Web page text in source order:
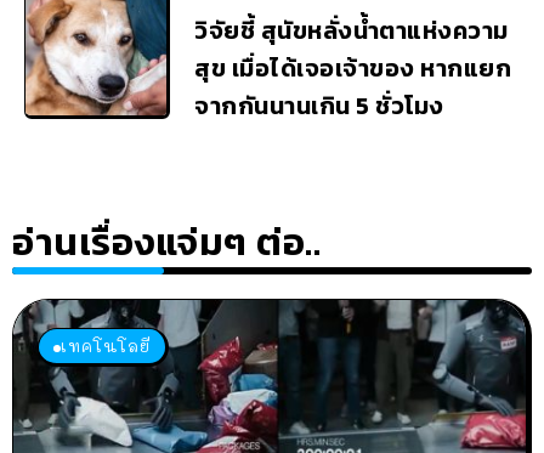
วิจัยชี้ สุนัขหลั่งน้ำตาแห่งความ
สุข เมื่อได้เจอเจ้าของ หากแยก
จากกันนานเกิน 5 ชั่วโมง
อ่านเรื่องแจ่มๆ ต่อ..
เทคโนโลยี